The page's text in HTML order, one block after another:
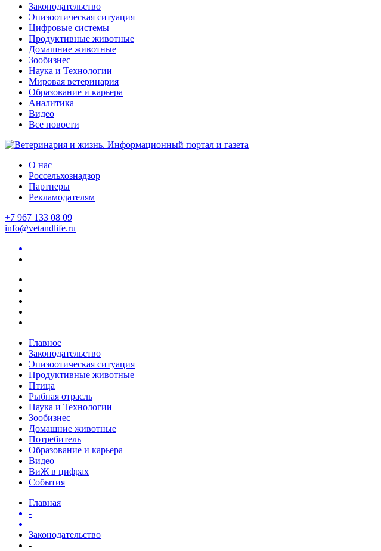
Законодательство
Эпизоотическая ситуация
Цифровые системы
Продуктивные животные
Домашние животные
Зообизнес
Наука и Технологии
Мировая ветеринария
Образование и карьера
Аналитика
Видео
Все новости
О нас
Россельхознадзор
Партнеры
Рекламодателям
+7 967 133 08 09
info@vetandlife.ru
Главное
Законодательство
Эпизоотическая ситуация
Продуктивные животные
Птица
Рыбная отрасль
Наука и Технологии
Зообизнес
Домашние животные
Потребитель
Образование и карьера
Видео
ВиЖ в цифрах
События
Главная
-
Законодательство
-